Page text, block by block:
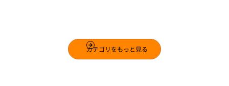
YCB2902 ホワイト
¥6,300
カテゴリをもっと見る